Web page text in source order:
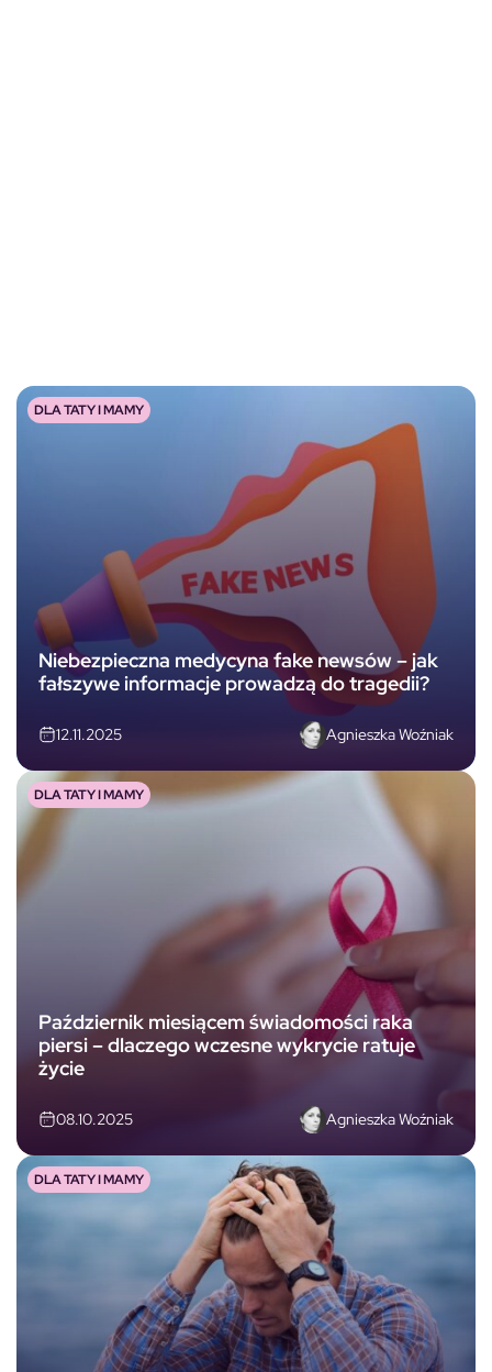
Niebezpieczna medycyna fake newsów – jak
fałszywe informacje prowadzą do tragedii?
12.11.2025 Agnieszka Woźniak
DLA TATY I MAMY
Październik miesiącem świadomości raka
piersi – dlaczego wczesne wykrycie ratuje
życie
08.10.2025 Agnieszka Woźniak
DLA TATY I MAMY
DLA TATY I MAMY